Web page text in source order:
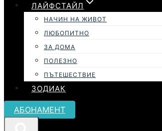
ЛАЙФСТАЙЛ
НАЧИН НА ЖИВОТ
ЛЮБОПИТНО
ЗА ДОМА
ПОЛЕЗНО
ПЪТЕШЕСТВИЕ
ЗОДИАК
АБОНАМЕНТ